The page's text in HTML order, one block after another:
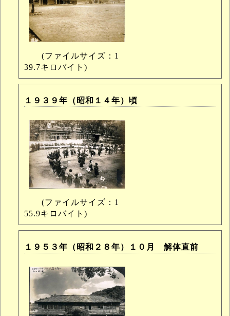
(ファイルサイズ：1
39.7キロバイト)
１９３９年（昭和１４年）頃
(ファイルサイズ：1
55.9キロバイト)
１９５３年（昭和２８年）１０月 解体直前